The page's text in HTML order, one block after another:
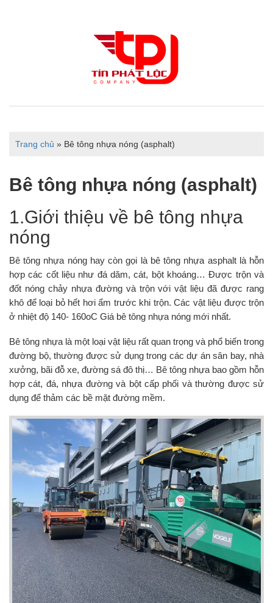
Trang chủ » Bê tông nhựa nóng (asphalt)
Bê tông nhựa nóng (asphalt)
1.Giới thiệu về bê tông nhựa
nóng
Bê tông nhựa nóng hay còn gọi là bê tông nhựa asphalt là hỗn
hợp các cốt liệu như đá dăm, cát, bột khoáng… Được trộn và
đốt nóng chảy nhựa đường và trộn với vật liệu đã được rang
khô để loại bỏ hết hơi ẩm trước khi trộn. Các vật liệu được trộn
ở nhiệt độ 140- 160oC Giá bê tông nhựa nóng mới nhất.
Bê tông nhựa là một loại vật liệu rất quan trọng và phổ biến trong
đường bộ, thường được sử dụng trong các dự án sân bay, nhà
xưởng, bãi đỗ xe, đường sá đô thị… Bê tông nhựa bao gồm hỗn
hợp cát, đá, nhựa đường và bột cấp phối và thường được sử
dụng để thảm các bề mặt đường mềm.